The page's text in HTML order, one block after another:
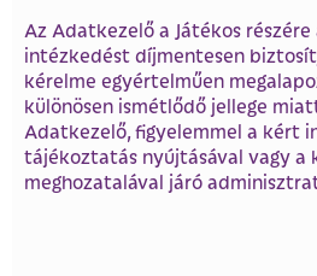
Az Adatkezelő a Játékos
intézkedést díjmentesen
kérelme egyértelműen
különösen ismétlődő jellege
Adatkezelő, figyelemmel a kért
tájékoztatás nyújtásával vagy a
meghozatalával járó